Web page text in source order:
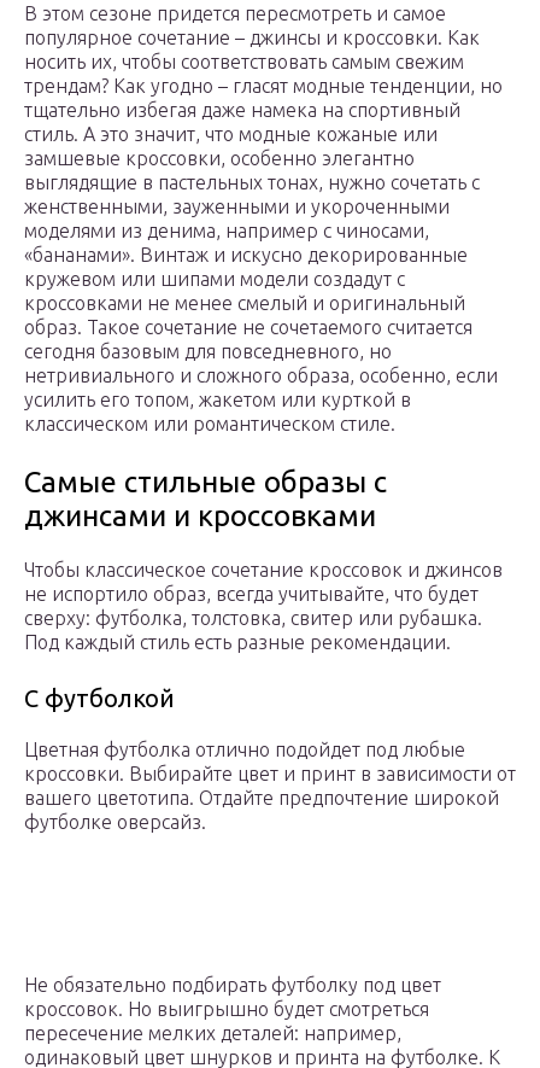
В этом сезоне придется пересмотреть и самое
популярное сочетание – джинсы и кроссовки. Как
носить их, чтобы соответствовать самым свежим
трендам? Как угодно – гласят модные тенденции, но
тщательно избегая даже намека на спортивный
стиль. А это значит, что модные кожаные или
замшевые кроссовки, особенно элегантно
выглядящие в пастельных тонах, нужно сочетать с
женственными, зауженными и укороченными
моделями из денима, например с чиносами,
«бананами». Винтаж и искусно декорированные
кружевом или шипами модели создадут с
кроссовками не менее смелый и оригинальный
образ. Такое сочетание не сочетаемого считается
сегодня базовым для повседневного, но
нетривиального и сложного образа, особенно, если
усилить его топом, жакетом или курткой в
классическом или романтическом стиле.
Самые стильные образы с
джинсами и кроссовками
Чтобы классическое сочетание кроссовок и джинсов
не испортило образ, всегда учитывайте, что будет
сверху: футболка, толстовка, свитер или рубашка.
Под каждый стиль есть разные рекомендации.
С футболкой
Цветная футболка отлично подойдет под любые
кроссовки. Выбирайте цвет и принт в зависимости от
вашего цветотипа. Отдайте предпочтение широкой
футболке оверсайз.
Не обязательно подбирать футболку под цвет
кроссовок. Но выигрышно будет смотреться
пересечение мелких деталей: например,
одинаковый цвет шнурков и принта на футболке. К